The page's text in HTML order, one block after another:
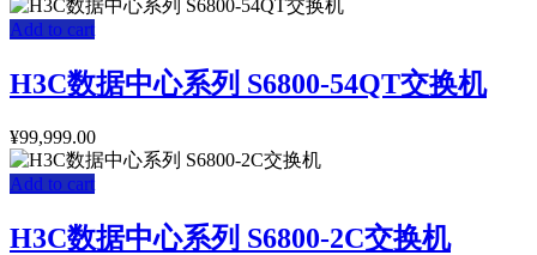
Add to cart
H3C数据中心系列 S6800-54QT交换机
¥99,999.00
Add to cart
H3C数据中心系列 S6800-2C交换机